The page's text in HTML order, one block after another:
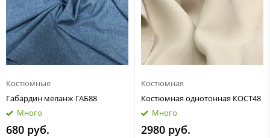
Костюмные
Габардин меланж ГАБ88
Много
680 руб.
Костюмная
Костюмная однотонная КОСТ48
Много
2980 руб.